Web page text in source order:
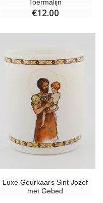
Toermalijn
€12.00
Luxe Geurkaars Sint Jozef
met Gebed